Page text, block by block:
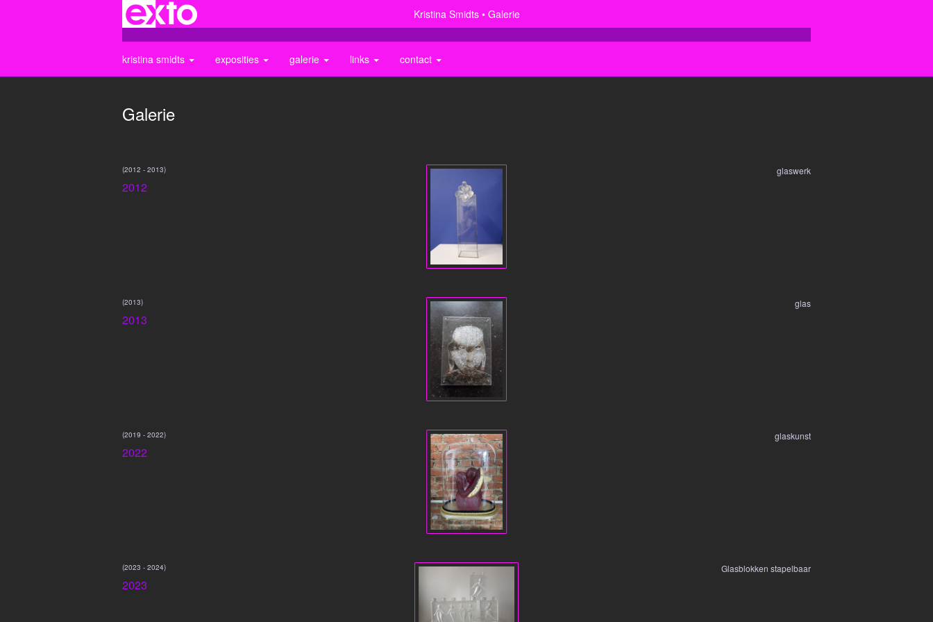
Kristina Smidts Galerie
kristina smidts exposities galerie links contact
Galerie
2012
(2012 - 2013) glaswerk
2013
(2013) glas
2022
(2019 - 2022) glaskunst
2023
(2023 - 2024) Glasblokken stapelbaar